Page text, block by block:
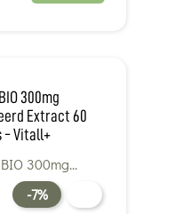
300mg
Extract 60
- Vitall+
-7%